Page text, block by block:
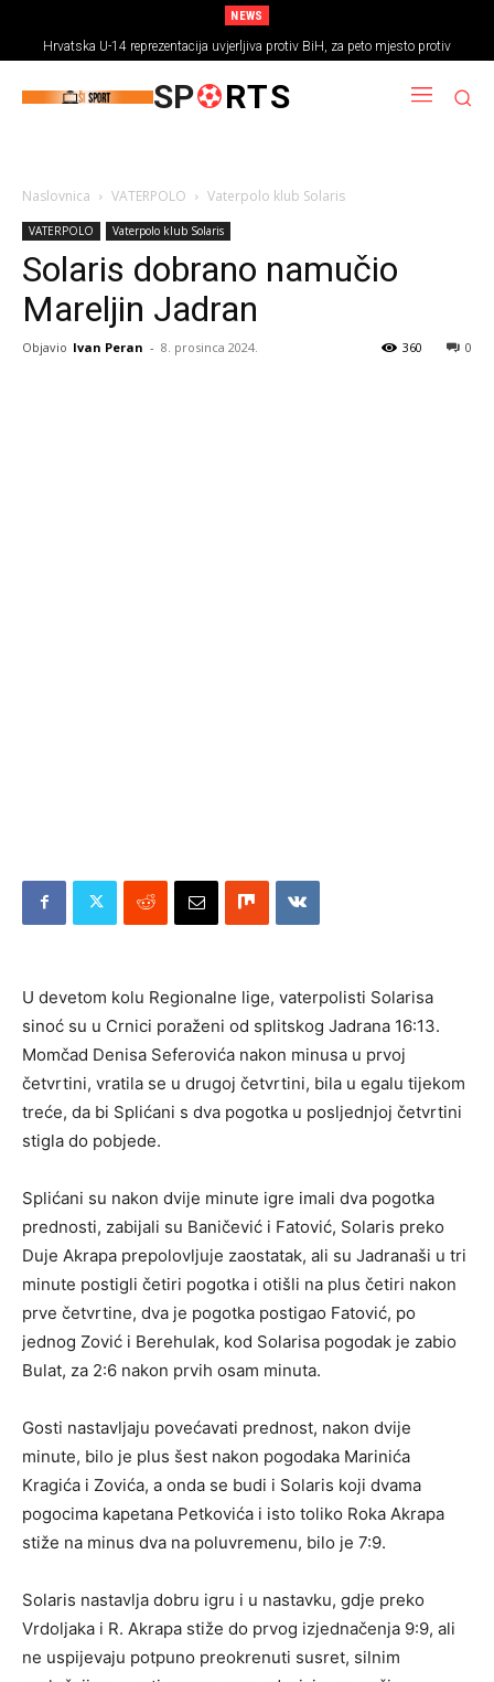
NEWS
Hrvatska U-14 reprezentacija uvjerljiva protiv BiH, za peto mjesto protiv
Rumunjske
SP RTS
Naslovnica VATERPOLO Vaterpolo klub Solaris
VATERPOLO Vaterpolo klub Solaris
Solaris dobrano namučio
Mareljin Jadran
Objavio Ivan Peran - 8. prosinca 2024. 0
360
U devetom kolu Regionalne lige, vaterpolisti Solarisa
sinoć su u Crnici poraženi od splitskog Jadrana 16:13.
Momčad Denisa Seferovića nakon minusa u prvoj
četvrtini, vratila se u drugoj četvrtini, bila u egalu tijekom
treće, da bi Splićani s dva pogotka u posljednjoj četvrtini
stigla do pobjede.
Splićani su nakon dvije minute igre imali dva pogotka
prednosti, zabijali su Baničević i Fatović, Solaris preko
Duje Akrapa prepolovljuje zaostatak, ali su Jadranaši u tri
minute postigli četiri pogotka i otišli na plus četiri nakon
prve četvrtine, dva je pogotka postigao Fatović, po
jednog Zović i Berehulak, kod Solarisa pogodak je zabio
Bulat, za 2:6 nakon prvih osam minuta.
Gosti nastavljaju povećavati prednost, nakon dvije
minute, bilo je plus šest nakon pogodaka Marinića
Kragića i Zovića, a onda se budi i Solaris koji dvama
pogocima kapetana Petkovića i isto toliko Roka Akrapa
stiže na minus dva na poluvremenu, bilo je 7:9.
Solaris nastavlja dobru igru i u nastavku, gdje preko
Vrdoljaka i R. Akrapa stiže do prvog izjednačenja 9:9, ali
ne uspijevaju potpuno preokrenuti susret, silnim